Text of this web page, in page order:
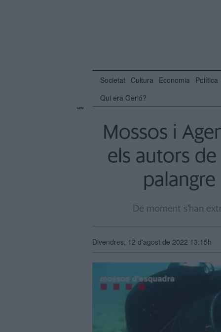
Societat Cultura Economia Política
Qui era Gerió?
Mossos i
els autors
palangre
De moment s'han
Divendres, 12 d'agost de 2022 13:15h